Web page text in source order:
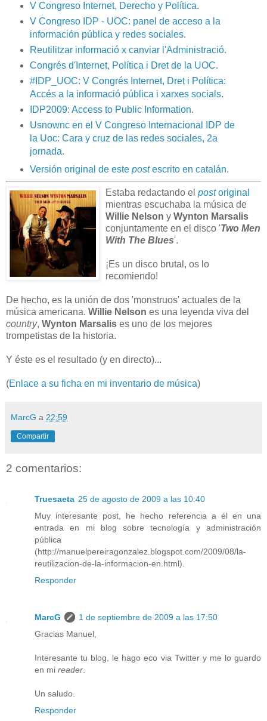
V Congreso Internet, Derecho y Política.
V Congreso IDP - UOC: panel de acceso a la
información pública y redes sociales.
Reutilitzar informació x canviar l'Administració.
Congrés d'Internet, Política i Dret de la UOC.
#IDP_UOC: V Congrés Internet, Dret i Política:
Accés a la informació pública i xarxes socials.
IDP2009: Access to Public Information.
Usnownc en el V Congreso Internacional IDP de
la Uoc: Cara y cruz de las redes sociales, 2a
jornada.
Versión original de este postescrito en catalán.
Estaba redactando el postoriginal
mientras escuchaba la música de
Willie Nelson y Wynton Marsalis
conjuntamente en el disco 'Two Men
With The Blues'.
¡Es un disco brutal, os lo
recomiendo!
De hecho, es la unión de dos 'monstruos' actuales de la
música americana. Willie Nelson es una leyenda viva del
country, Wynton Marsalis es uno de los mejores
trompetistas de la historia.
Y éste es el resultado (y en directo)...
(Enlace a su ficha en mi inventario de música)
MarcG a 22:59
Compartir
2 comentarios:
Truesaeta 25 de agosto de 2009 a las 10:40
Muy interesante post, he hecho referencia a él en una
entrada en mi blog sobre tecnología y administración
pública
(http://manuelpereiragonzalez.blogspot.com/2009/08/la-
reutilizacion-de-la-informacion-en.html).
Responder
MarcG
1 de septiembre de 2009 a las 17:50
Gracias Manuel,
Interesante tu blog, le hago eco via Twitter y me lo guardo
en mi reader
Un saludo.
Responder